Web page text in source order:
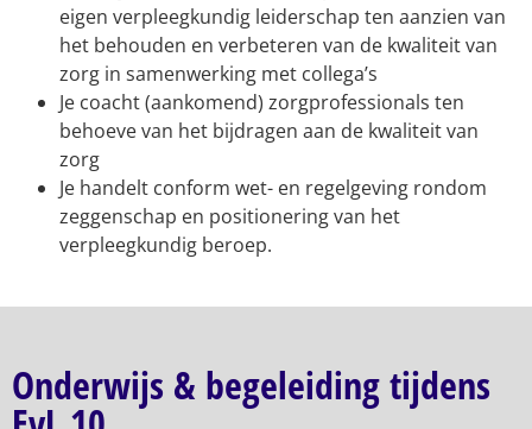
eigen verpleegkundig leiderschap ten aanzien van
het behouden en verbeteren van de kwaliteit van
zorg in samenwerking met collega’s
Je coacht (aankomend) zorgprofessionals ten
behoeve van het bijdragen aan de kwaliteit van
zorg
Je handelt conform wet- en regelgeving rondom
zeggenschap en positionering van het
verpleegkundig beroep.
Onderwijs & begeleiding tijdens